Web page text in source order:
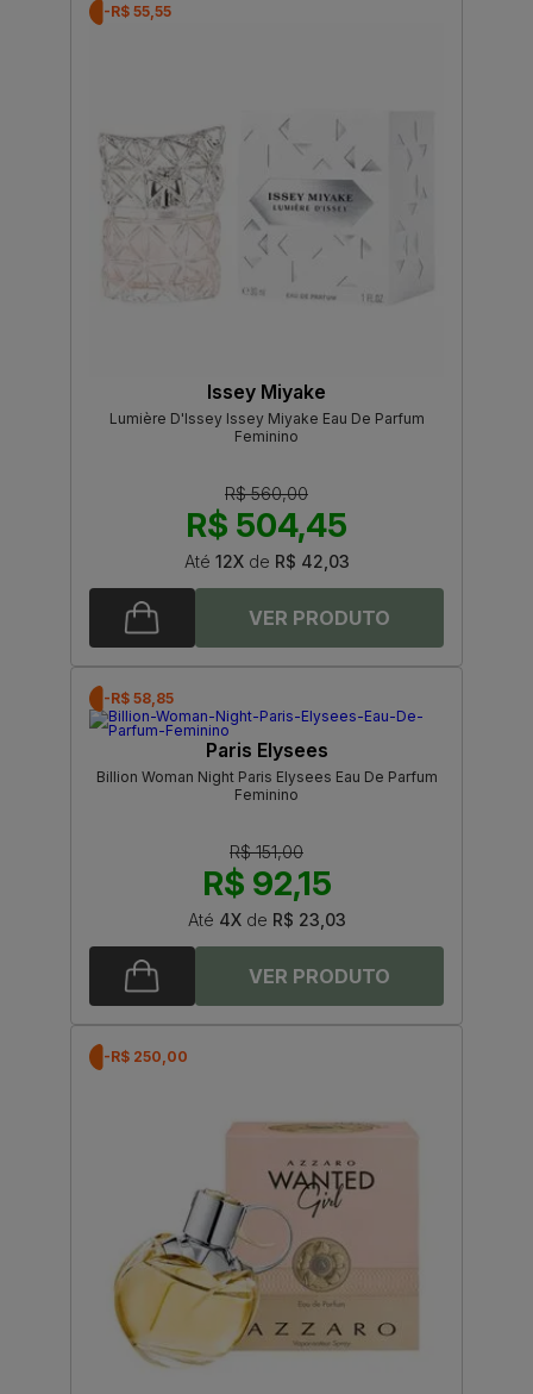
-R$ 55,55
Issey Miyake
Lumière D'Issey Issey Miyake Eau De Parfum
Feminino
R$ 560,00
R$ 504,45
Até 12Xde R$ 42,03
-R$ 58,85
Paris Elysees
Billion Woman Night Paris Elysees Eau De Parfum
Feminino
R$ 151,00
R$ 92,15
Até 4Xde R$ 23,03
-R$ 250,00